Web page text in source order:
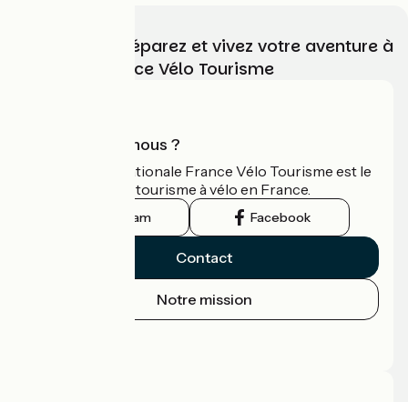
Choisissez, préparez et vivez votre aventure à
vélo avec France Vélo Tourisme
Qui sommes-nous ?
L'association nationale France Vélo Tourisme est le
guide officiel du tourisme à vélo en France.
Instagram Facebook
Contact
Notre mission